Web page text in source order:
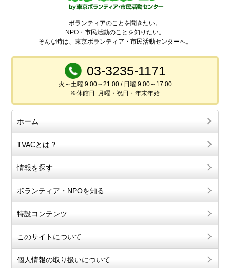
ボランティアのことを聞きたい。
NPO・市民活動のことを知りたい。
そんな時は、東京ボランティア・市民活動センターへ。
03-3235-1171
火～土曜 9:00～21:00 / 日曜 9:00～17:00
※休館日: 月曜・祝日・年末年始
ホーム
TVACとは？
情報を探す
ボランティア・NPOを知る
特設コンテンツ
このサイトについて
個人情報の取り扱いについて